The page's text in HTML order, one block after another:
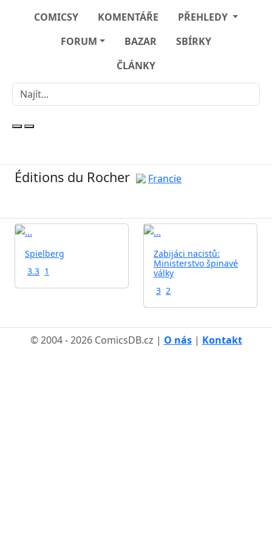
COMICSY KOMENTÁŘE
PŘEHLEDY
FORUM
BAZAR
SBÍRKY
ČLÁNKY
Éditions du Rocher Francie
Spielberg
3.3 1
Zabijáci nacistů:
Ministerstvo špinavé
války
3 2
© 2004 - 2026 ComicsDB.cz | O nás| Kontakt